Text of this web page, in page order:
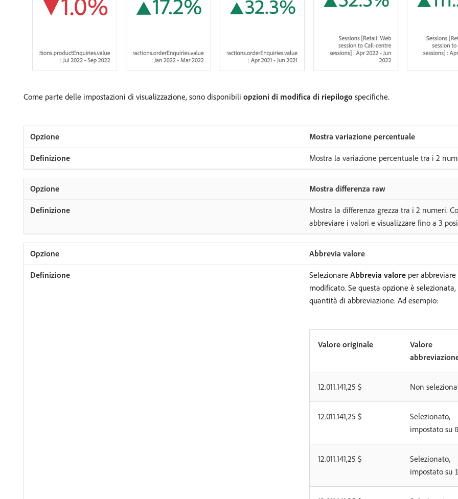
Come parte delle impostazioni di visualizzazione, sono disponibili opzioni di modifica di riepilogo specifiche.
Mostra variazione percentuale
Mostra la variazione percentuale tra i 2
Mostra differenza raw
Mostra la differenza grezza tra i 2 numeri.
abbreviare i valori e visualizzare fino a 3
Abbrevia valore
Selezionare Abbrevia valoreper
modificato. Se questa opzione è
quantità di abbreviazione. Ad esempio:
Valore originale
Valore
12.011.141,25 $ Non
12.011.141,25 $
Selezionato,
impostato su 0
12.011.141,25 $
Selezionato,
impostato su 1